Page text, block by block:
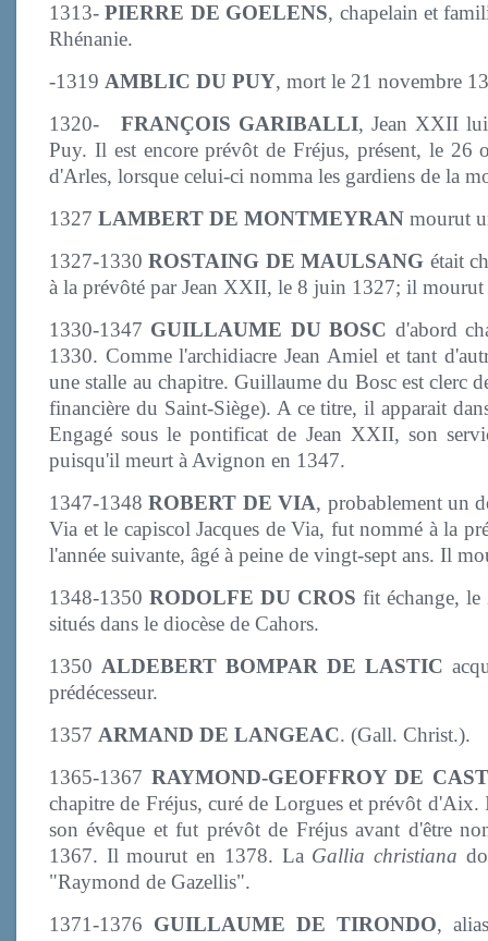
1313-PIERRE DE GOELENS, chapelain et
Rhénanie.
-1319 AMBLIC DU PUY, mort le 21 novembre
1320-FRANÇOIS GARIBALLI, Jean XXII
Puy. Il est encore prévôt de Fréjus, présent, le 26
d'Arles, lorsque celui-ci nomma les gardiens de la
1327 LAMBERT DE MONTMEYRAN mourut
1327-1330ROSTAING DE MAULSANG était
à la prévôté par Jean XXII, le 8 juin 1327; il
1330-1347 GUILLAUME DU BOSC d'abord
1330. Comme l'archidiacre Jean Amiel et tant
une stalle au chapitre. Guillaume du Bosc est clerc
financière du Saint-Siège). A ce titre, il apparait
Engagé sous le pontificat de Jean XXII, son
puisqu'il meurt à Avignon en 1347.
1347-1348ROBERT DE VIA, probablement un
Via et le capiscol Jacques de Via, fut nommé à la
l'année suivante, âgé à peine de vingt-sept ans. Il
1348-1350 RODOLFE DU CROS fit échange, le
situés dans le diocèse de Cahors.
1350 ALDEBERT BOMPAR DE LASTIC
prédécesseur.
1357 ARMAND DE LANGEAC. (Gall. Christ.).
1365-1367 RAYMOND-GEOFFROY DE
chapitre de Fréjus, curé de Lorgues et prévôt
son évêque et fut prévôt de Fréjus avant d'être
1367. Il mourut en 1378. La Gallia christiana
"Raymond de Gazellis".
1371-1376 GUILLAUME DE TIRONDO,